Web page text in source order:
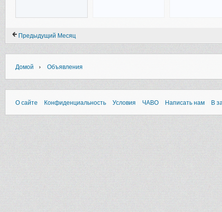
Предыдущий Месяц
Домой › Объявления
О сайте Конфиденциальность Условия ЧАВО Написать нам В